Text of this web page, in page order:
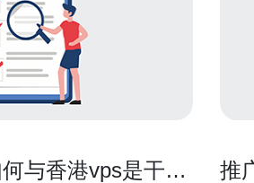
与香港vps是干嘛
推